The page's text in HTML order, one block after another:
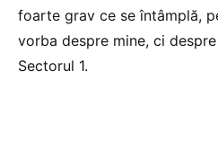
foarte grav ce se întâmplă,
vorba despre mine, ci
Sectorul 1.